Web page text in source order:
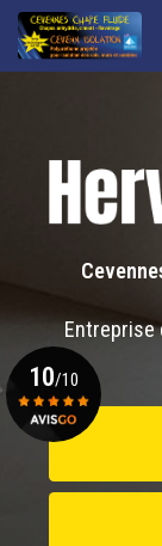
Aller
contenu
Entreprise
10/10